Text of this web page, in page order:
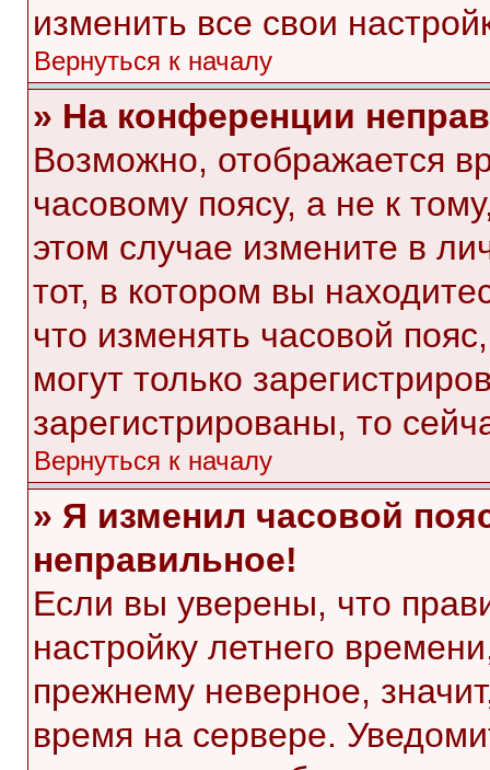
изменить все свои
Вернуться к началу
» На конференции
Возможно, отображается
часовому поясу, а не к
этом случае измените в
тот, в котором вы
что изменять часовой
могут только
зарегистрированы, то
Вернуться к началу
» Я изменил часовой
неправильное!
Если вы уверены, что
настройку летнего
прежнему неверное,
время на сервере.